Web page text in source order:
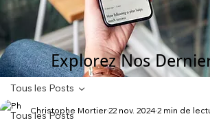
Explorez Nos
Tous les Posts
Tous les Posts
Christophe Mortier22 nov. 20242 min de